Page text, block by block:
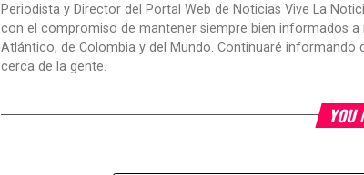
Periodista y Director del Portal Web de Noticias Vive La
con el compromiso de mantener siempre bien informados
Atlántico, de Colombia y del Mundo. Continuaré
cerca de la gente.
YOU